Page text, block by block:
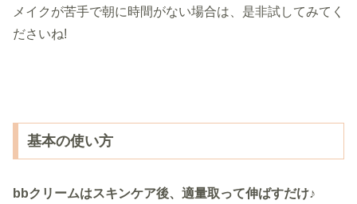
メイクが苦手で朝に時間がない場合は、是非試してみてく
ださいね!
基本の使い方
bbクリームはスキンケア後、適量取って伸ばすだけ♪